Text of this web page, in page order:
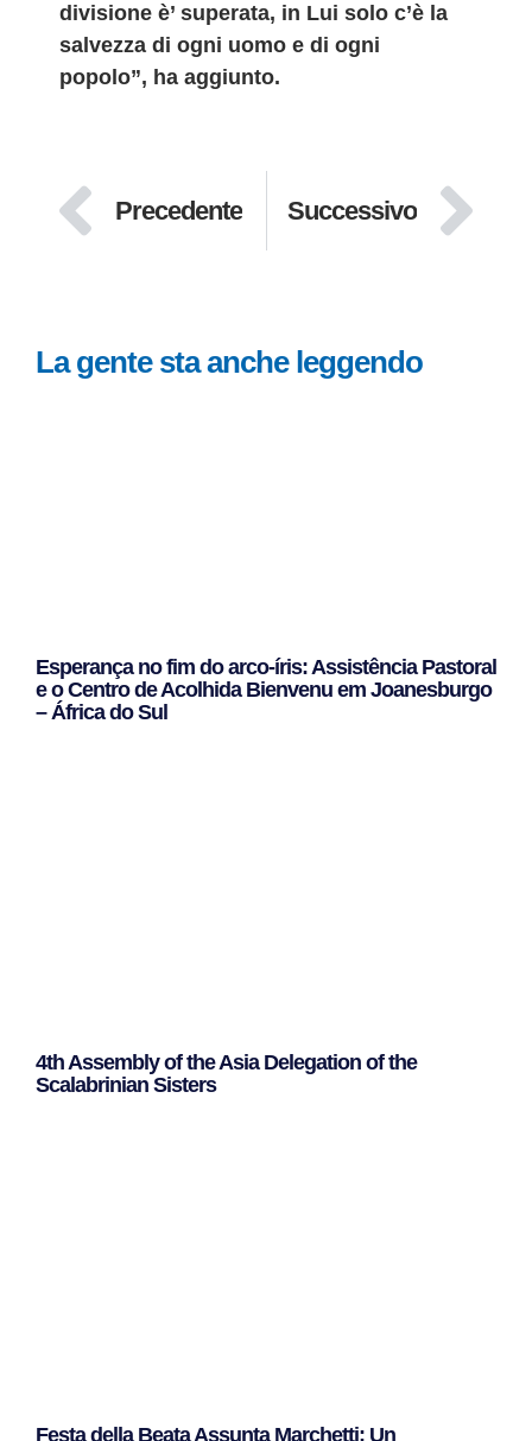
divisione è’ superata, in Lui solo c’è la
salvezza di ogni uomo e di ogni
popolo”, ha aggiunto.
Precedente Successivo
La gente sta anche leggendo
Esperança no fim do arco-íris: Assistência Pastoral
e o Centro de Acolhida Bienvenu em Joanesburgo
– África do Sul
4th Assembly of the Asia Delegation of the
Scalabrinian Sisters
Festa della Beata Assunta Marchetti: Un